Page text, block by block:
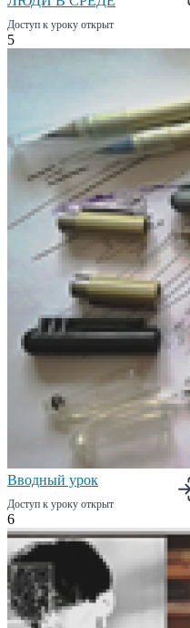
Доступ к уроку открыт
5
Вводный урок
Доступ к уроку открыт
6